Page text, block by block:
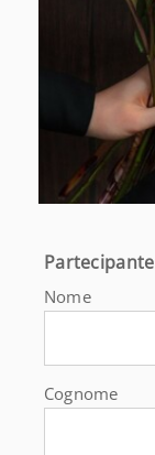
Partecipante
Nome
Cognome